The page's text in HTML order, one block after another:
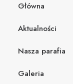
Główna
Aktualności
Nasza parafia
Galeria